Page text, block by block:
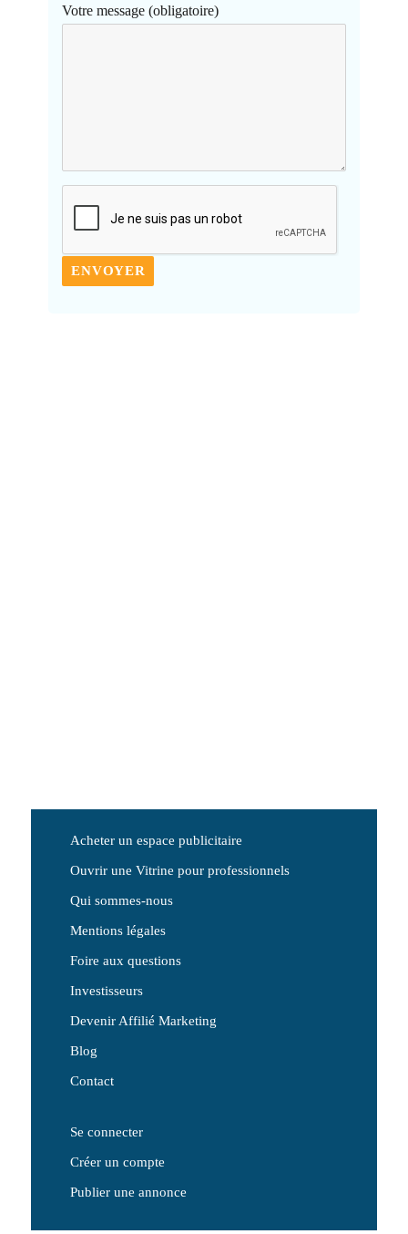
Votre message (obligatoire)
Acheter un espace publicitaire
Ouvrir une Vitrine pour professionnels
Qui sommes-nous
Mentions légales
Foire aux questions
Investisseurs
Devenir Affilié Marketing
Blog
Contact
Se connecter
Créer un compte
Publier une annonce